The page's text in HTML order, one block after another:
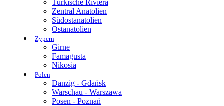
Türkische Riviera
Zentral Anatolien
Südostanatolien
Ostanatolien
Zypern
Girne
Famagusta
Nikosia
Polen
Danzig - Gdańsk
Warschau - Warszawa
Posen - Poznań